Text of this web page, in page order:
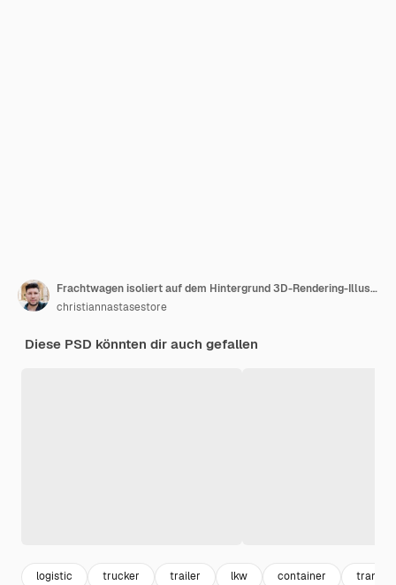
Frachtwagen isoliert auf dem Hintergrund 3D-Rendering-Illustration
christiannastasestore
Diese PSD könnten dir auch gefallen
logistic trucker trailer lkw container